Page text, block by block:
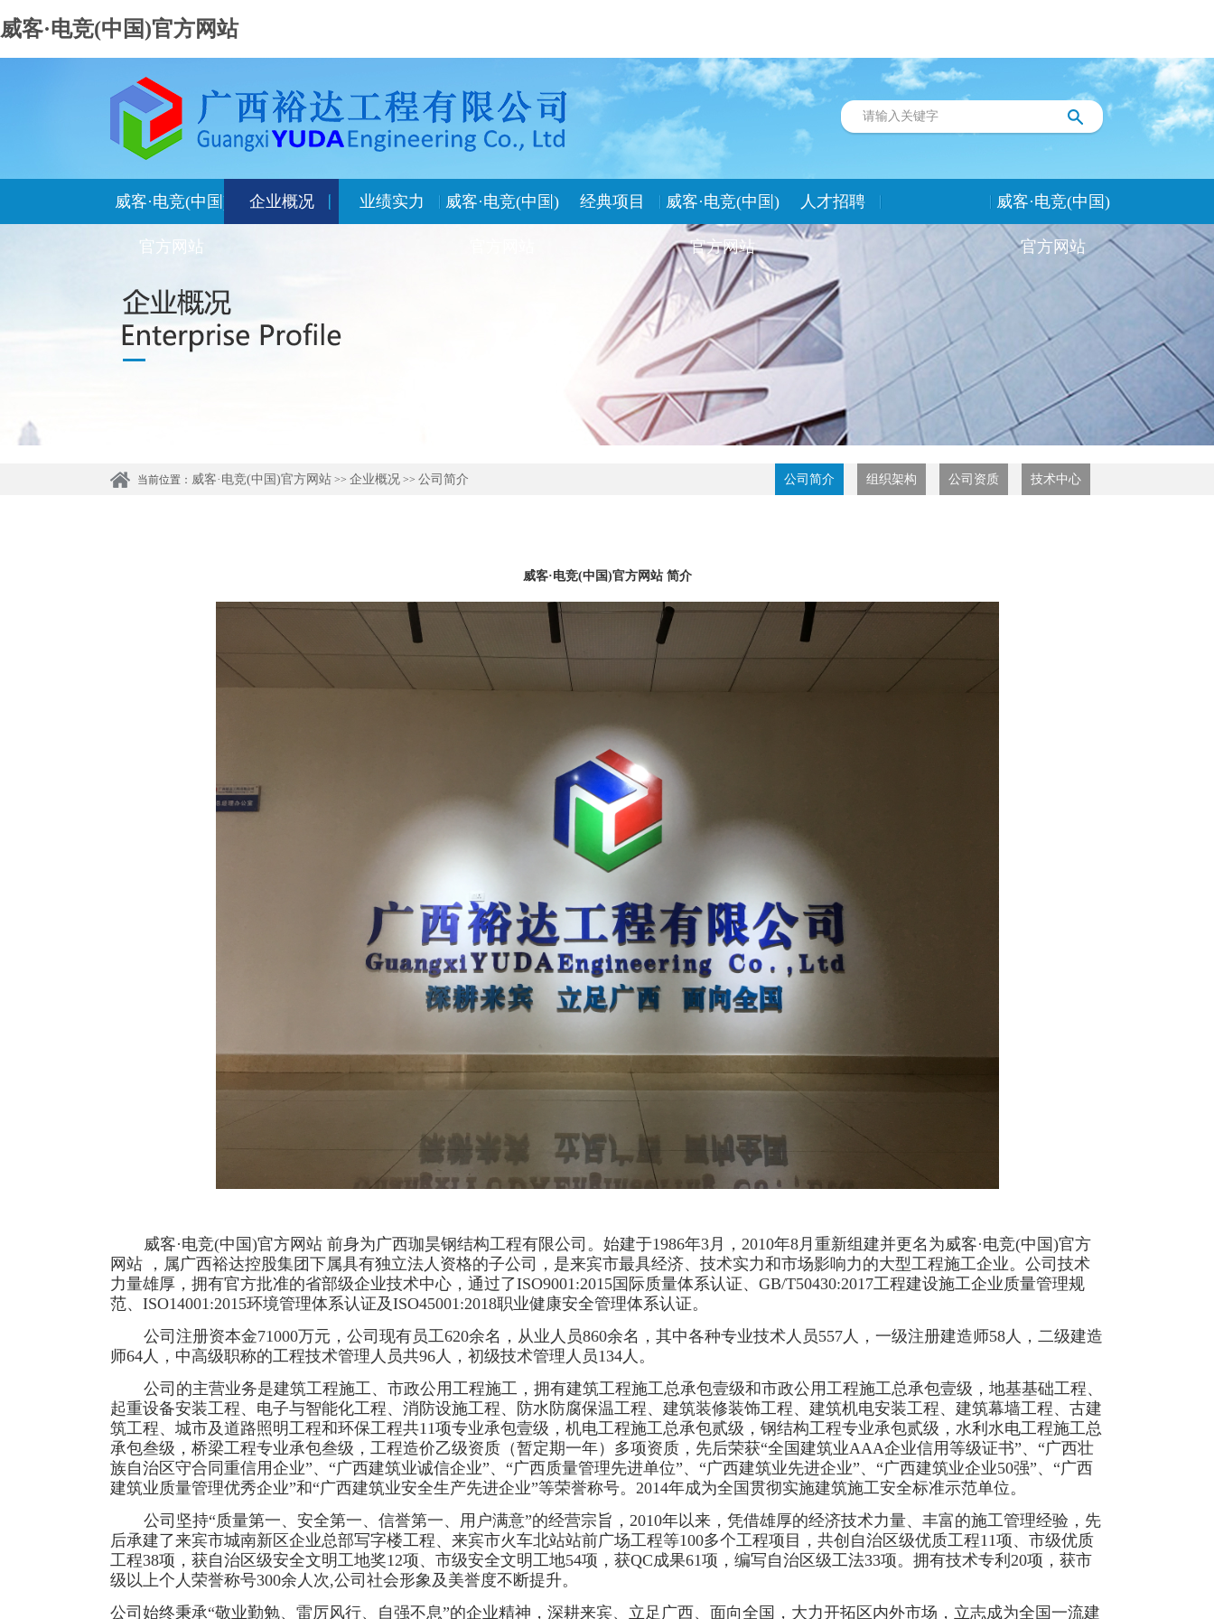
威客·电竞(中国)官方网站
威客·电竞(中国)
官方网站
企业概况 业绩实力 威客·电竞(中国) 经典项目 威客·电竞(中国)
官方网站
人才招聘 威客·电竞(中国)
官方网站
当前位置： 威客·电竞(中国)官方网站 >> 企业概况 >> 公司简介 公司简介 组织架构 公司资质 技术中心
威客·电竞(中国)官方网站 简介
威客·电竞(中国)官方网站 前身为广西珈昊钢结构工程有限公司。始建于1986年3月，2010年8月重新组建并更名为威客·电竞(中国)官方
网站 ，属广西裕达控股集团下属具有独立法人资格的子公司，是来宾市最具经济、技术实力和市场影响力的大型工程施工企业。公司技术
力量雄厚，拥有官方批准的省部级企业技术中心，通过了ISO9001:2015国际质量体系认证、GB/T50430:2017工程建设施工企业质量管理规
范、ISO14001:2015环境管理体系认证及ISO45001:2018职业健康安全管理体系认证。
公司注册资本金71000万元，公司现有员工620余名，从业人员860余名，其中各种专业技术人员557人，一级注册建造师58人，二级建造
师64人，中高级职称的工程技术管理人员共96人，初级技术管理人员134人。
公司的主营业务是建筑工程施工、市政公用工程施工，拥有建筑工程施工总承包壹级和市政公用工程施工总承包壹级，地基基础工程、
起重设备安装工程、电子与智能化工程、消防设施工程、防水防腐保温工程、建筑装修装饰工程、建筑机电安装工程、建筑幕墙工程、古建
筑工程、城市及道路照明工程和环保工程共11项专业承包壹级， 机电工程施工总承包贰级，钢结构工程专业承包贰级，水利水电工程施工总
承包叁级，桥梁工程专业承包叁级，工程造价乙级资质（暂定期一年）多项资质，先后荣获“全国建筑业AAA企业信用等级证书”、“广西壮
族自治区守合同重信用企业”、“广西建筑业诚信企业”、“广西质量管理先进单位”、“广西建筑业先进企业”、“广西建筑业企业50强”、“广西
建筑业质量管理优秀企业”和“广西建筑业安全生产先进企业”等荣誉称号。2014年成为全国贯彻实施建筑施工安全标准示范单位。
公司坚持“质量第一、安全第一、信誉第一、用户满意”的经营宗旨，2010年以来，凭借雄厚的经济技术力量、丰富的施工管理经验，先
后承建了来宾市城南新区企业总部写字楼工程、来宾市火车北站站前广场工程等100多个工程项目，共创自治区级优质工程11项、市级优质
工程38项，获自治区级安全文明工地奖12项、市级安全文明工地54项，获QC成果61项，编写自治区级工法33项。拥有技术专利20项，获市
级以上个人荣誉称号300余人次,公司社会形象及美誉度不断提升。
公司始终秉承“敬业勤勉、雷厉风行、自强不息”的企业精神，深耕来宾、立足广西、面向全国，大力开拓区内外市场，立志成为全国一流建